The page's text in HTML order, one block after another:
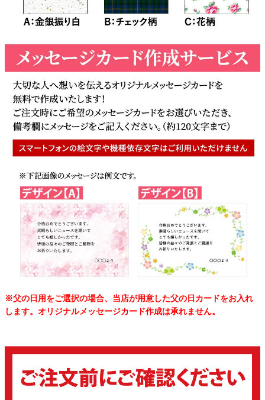
※父の日用をご選択の場合、当店が用意した父の日カードをお入れ
します。オリジナルメッセージカード作成は承れません。